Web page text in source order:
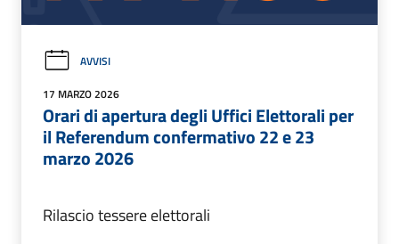
AVVISI
17 MARZO 2026
Orari di apertura degli Uffici Elettorali per
il Referendum confermativo 22 e 23
marzo 2026
Rilascio tessere elettorali